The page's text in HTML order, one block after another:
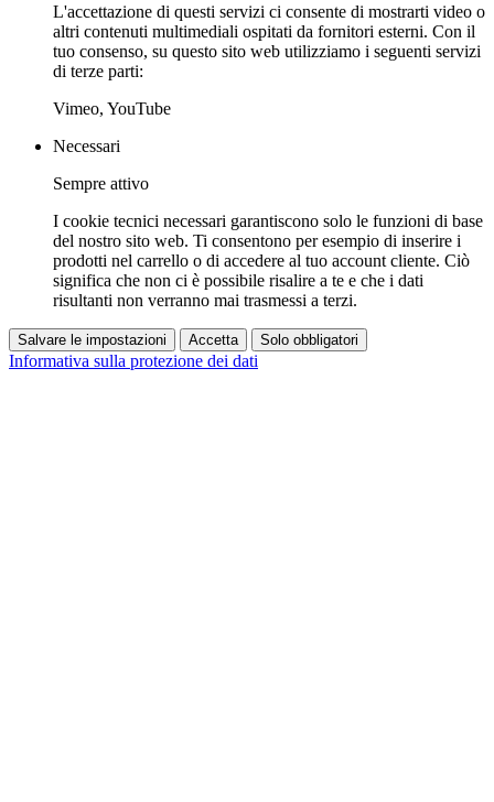
L'accettazione di questi servizi ci consente di mostrarti video o
altri contenuti multimediali ospitati da fornitori esterni. Con il
tuo consenso, su questo sito web utilizziamo i seguenti servizi
di terze parti:
Vimeo, YouTube
Necessari
Sempre attivo
I cookie tecnici necessari garantiscono solo le funzioni di base
del nostro sito web. Ti consentono per esempio di inserire i
prodotti nel carrello o di accedere al tuo account cliente. Ciò
significa che non ci è possibile risalire a te e che i dati
risultanti non verranno mai trasmessi a terzi.
Salvare le impostazioni Accetta Solo obbligatori
Informativa sulla protezione dei dati